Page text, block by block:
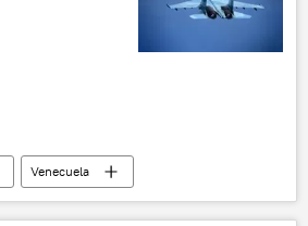
Venecuela
i naoružanje